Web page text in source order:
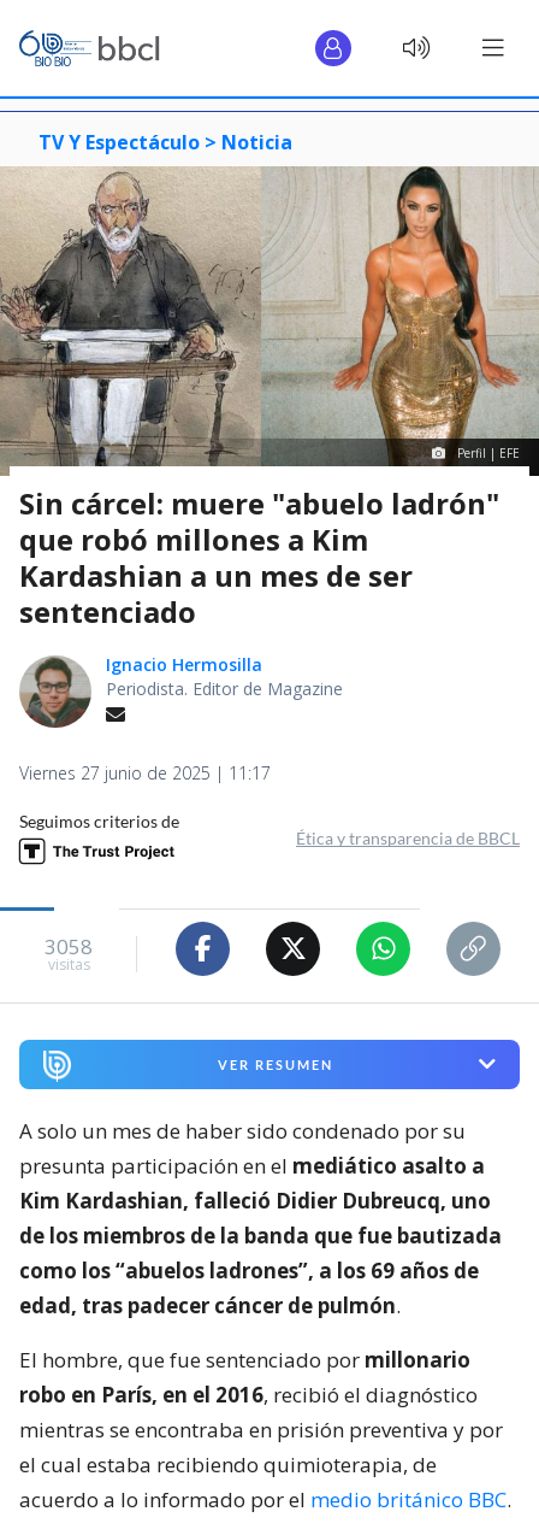
TV Y Espectáculo > Noticia
Perfil | EFE
Sin cárcel: muere "abuelo ladrón"
que robó millones a Kim
Kardashian a un mes de ser
sentenciado
Ignacio Hermosilla
Periodista. Editor de Magazine
Viernes 27 junio de 2025 | 11:17
Seguimos criterios de
Ética y transparencia de BBCL
3058
visitas
VER RESUMEN
A solo un mes de haber sido condenado por su
presunta participación en el mediático asalto a
Kim Kardashian, falleció Didier Dubreucq, uno
de los miembros de la banda que fue bautizada
como los “abuelos ladrones”, a los 69 años de
edad, tras padecer cáncer de pulmón.
El hombre, que fue sentenciado por millonario
robo en París, en el 2016, recibió el diagnóstico
mientras se encontraba en prisión preventiva y por
el cual estaba recibiendo quimioterapia, de
acuerdo a lo informado por el medio británico BBC.